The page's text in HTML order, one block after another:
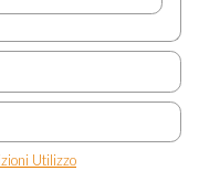
Utilizzo